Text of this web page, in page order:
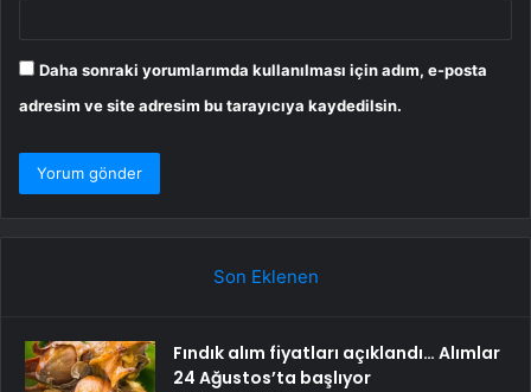
Daha sonraki yorumlarımda kullanılması için adım, e-posta
adresim ve site adresim bu tarayıcıya kaydedilsin.
Son Eklenen
Fındık alım fiyatları açıklandı… Alımlar
24 Ağustos’ta başlıyor